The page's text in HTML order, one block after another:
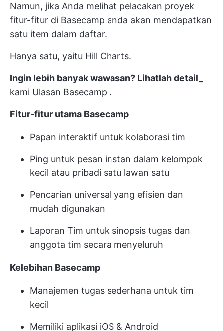
Namun, jika Anda melihat pelacakan proyek
fitur-fitur di Basecamp anda akan mendapatkan
satu item dalam daftar.
Hanya satu, yaitu Hill Charts.
Ingin lebih banyak wawasan? Lihatlah detail_
kami Ulasan Basecamp .
Fitur-fitur utama Basecamp
Papan interaktif untuk kolaborasi tim
Ping untuk pesan instan dalam kelompok
kecil atau pribadi satu lawan satu
Pencarian universal yang efisien dan
mudah digunakan
Laporan Tim untuk sinopsis tugas dan
anggota tim secara menyeluruh
Kelebihan Basecamp
Manajemen tugas sederhana untuk tim
kecil
Memiliki aplikasi iOS & Android